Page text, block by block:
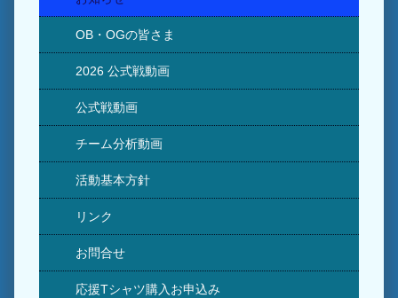
OB・OGの皆さま
2026 公式戦動画
公式戦動画
チーム分析動画
活動基本方針
リンク
お問合せ
応援Tシャツ購入お申込み